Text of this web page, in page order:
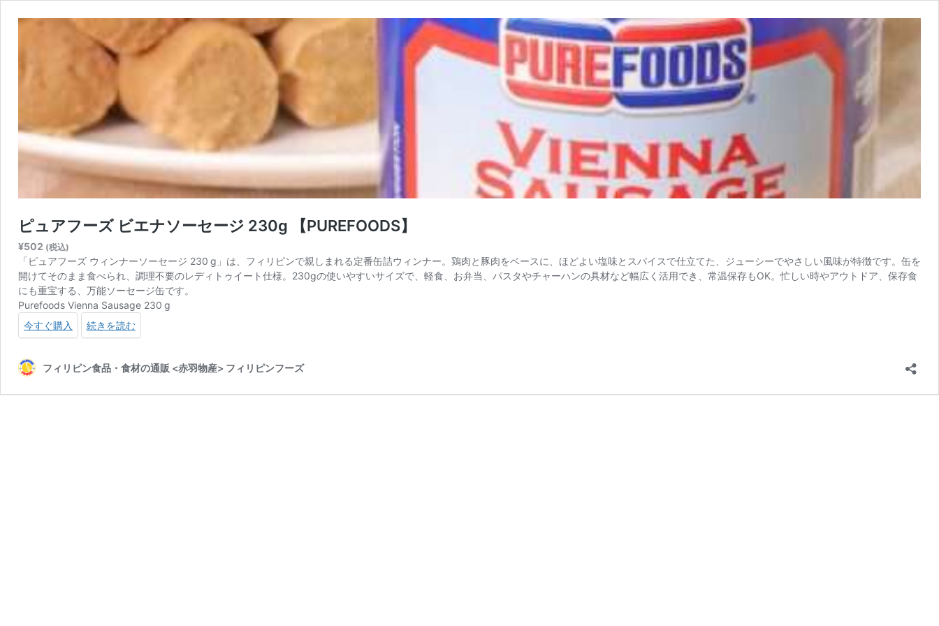
ピュアフーズ ビエナソーセージ 230g 【PUREFOODS】
¥502 (税込)
「ピュアフーズ ウィンナーソーセージ 230 g」は、フィリピンで親しまれる定番缶詰ウィンナー。鶏肉と豚肉をベースに、ほどよい塩味とスパイスで仕立てた、ジューシーでやさしい風味が特徴です。缶を
開けてそのまま食べられ、調理不要のレディトゥイート仕様。230gの使いやすいサイズで、軽食、お弁当、パスタやチャーハンの具材など幅広く活用でき、常温保存もOK。忙しい時やアウトドア、保存食
にも重宝する、万能ソーセージ缶です。
Purefoods Vienna Sausage 230 g
今すぐ購入
続きを読む
フィリピン食品・食材の通販 <赤羽物産> フィリピンフーズ